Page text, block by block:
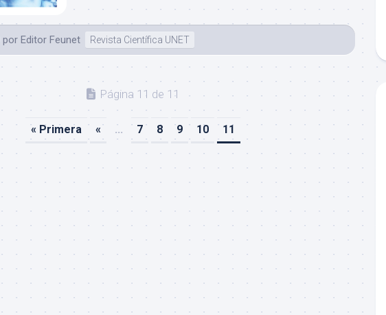
por Editor Feunet Revista Científica UNET
Página 11 de 11
« Primera « ... 7 8 9 10 11